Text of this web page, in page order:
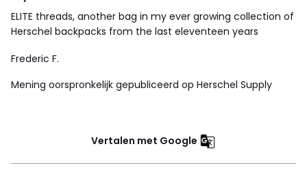
ELITE threads, another bag in my ever growing collection of
Herschel backpacks from the last eleventeen years
Frederic F.
Mening oorspronkelijk gepubliceerd op Herschel Supply
Vertalen met Google